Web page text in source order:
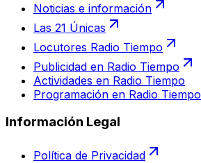
Noticias e información
Las 21 Únicas
Locutores Radio Tiempo
Publicidad en Radio Tiempo
Actividades en Radio Tiempo
Programación en Radio Tiempo
Información Legal
Política de Privacidad